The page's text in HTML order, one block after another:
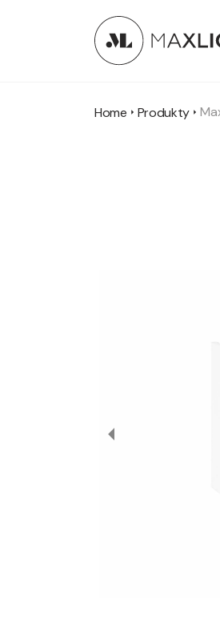
Home Produkty